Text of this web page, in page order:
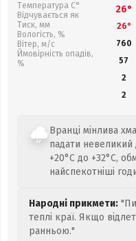
Температура С°
Відчувається як
Тиск, мм
Вологість, %
Вітер, м/с
Ймовірність опадів,
%
26°
26°
760
57
2
2
Вранці мінлива
падати невеликий
+20°C до +32°C,
найспекотніші
Народні прикмети:
теплі краї. Якщо
ранньою."